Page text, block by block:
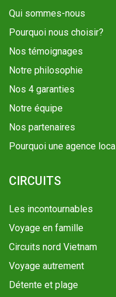
Qui sommes-nous
Pourquoi nous choisir?
Nos témoignages
Notre philosophie
Nos 4 garanties
Notre équipe
Nos partenaires
Pourquoi une agence
CIRCUITS
Les incontournables
Voyage en famille
Circuits nord Vietnam
Voyage autrement
Détente et plage